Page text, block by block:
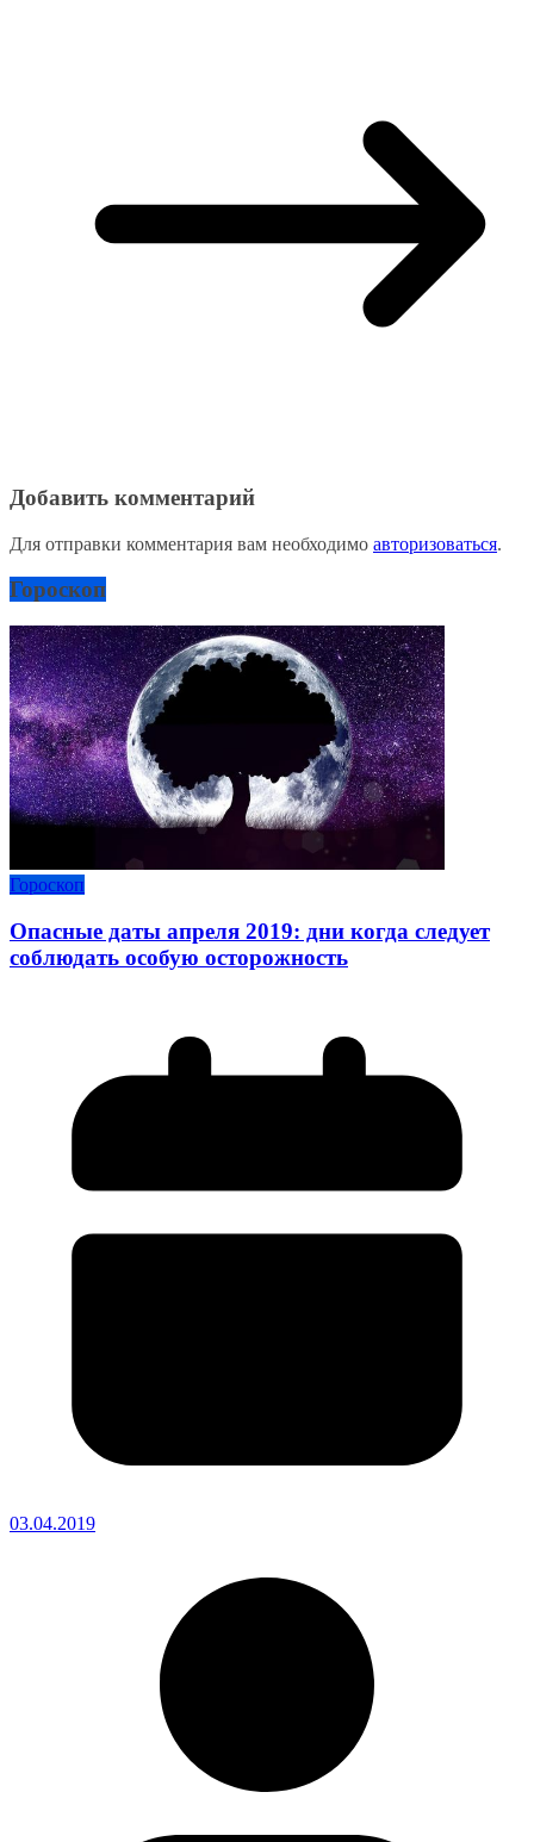
Добавить комментарий
Для отправки комментария вам необходимо авторизоваться.
Гороскоп
Гороскоп
Опасные даты апреля 2019: дни когда следует
соблюдать особую осторожность
03.04.2019